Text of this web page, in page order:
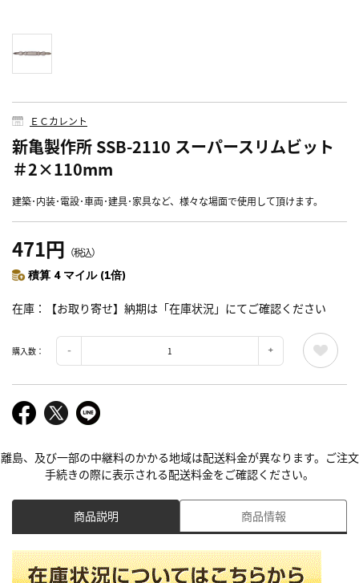
ＥＣカレント
新亀製作所 SSB-2110 スーパースリムビット
＃2×110mm
建築･内装･電設･車両･建具･家具など、様々な場面で使用して頂けます。
471円 （税込）
積算 4 マイル (1倍)
在庫 【お取り寄せ】納期は「在庫状況」にてご確認ください
購入数：
離島、及び一部の中継料のかかる地域は配送料金が異なります。ご注文
手続きの際に表示される配送料金をご確認ください。
商品説明 商品情報